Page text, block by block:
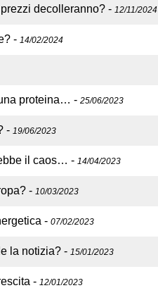
decolleranno? - 12/11/2024
- 14/02/2024
proteina… - 25/06/2023
- 19/06/2023
il caos… - 14/04/2023
- 10/03/2023
- 07/02/2023
la notizia? - 15/01/2023
- 12/01/2023